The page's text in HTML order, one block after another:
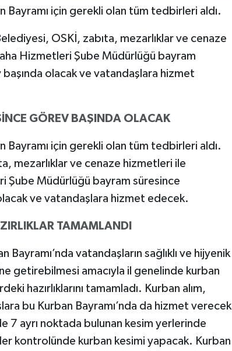
Bayramı için gerekli olan tüm tedbirleri aldı.
OSKİ, zabıta, mezarlıklar ve cenaze
Hizmetleri Şube Müdürlüğü bayram
olacak ve vatandaşlara hizmet
GÖREV BAŞINDA OLACAK
Bayramı için gerekli olan tüm tedbirleri aldı.
mezarlıklar ve cenaze hizmetleri ile
Şube Müdürlüğü bayram süresince
ve vatandaşlara hizmet edecek.
TAMAMLANDI
vatandaşların sağlıklı ve hijyenik
getirebilmesi amacıyla il genelinde kurban
hazırlıklarını tamamladı. Kurban alım,
bu Kurban Bayramı’nda da hizmet verecek
7 ayrı noktada bulunan kesim yerlerinde
kontrolünde kurban kesimi yapacak. Kurban